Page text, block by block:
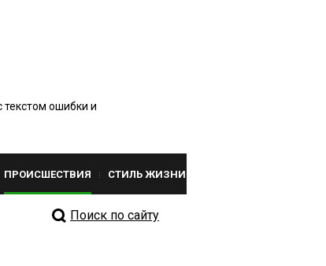
ошибки и
ПРОИСШЕСТВИЯ СТИЛЬ ЖИЗНИ
Поиск по сайту